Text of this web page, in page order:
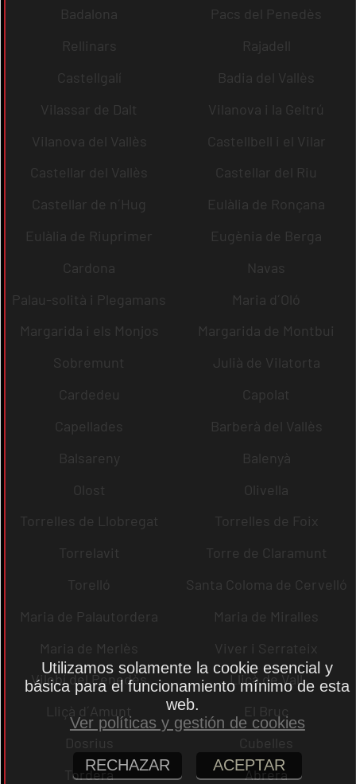
Badalona
Pacs del Penedès
Rellinars
Rajadell
Castellgalí
Badia del Vallès
Vilassar de Dalt
Vilanova i la Geltrú
Vilanova del Vallès
Castellbell i el Vilar
Castellar del Vallès
Castellar del Riu
Castellar de n´Hug
Eulàlia de Ronçana
Eulàlia de Riuprimer
Eugènia de Berga
Cardona
Navas
Palau-solità i Plegamans
Maria d´Oló
Margarida i els Monjos
Margarida de Montbui
Sobremunt
Julià de Vilatorta
Cardedeu
Capolat
Capellades
Barberà del Vallès
Balsareny
Balenyà
Olost
Olivella
Torrelles de Llobregat
Torrelles de Foix
Torrelavit
Torre de Claramunt
Torelló
Santa Coloma de Cervelló
Maria de Palautordera
Maria de Miralles
Maria de Merlès
Viver i Serrateix
Vilobí del Penedès
Lliçà de Vall
Lliçà d´Amunt
El Bruc
Dosrius
Cubelles
Tordera
Abrera
Utilizamos solamente la cookie esencial y
básica para el funcionamiento mínimo de esta
web.
Ver políticas y gestión de cookies
RECHAZAR ACEPTAR